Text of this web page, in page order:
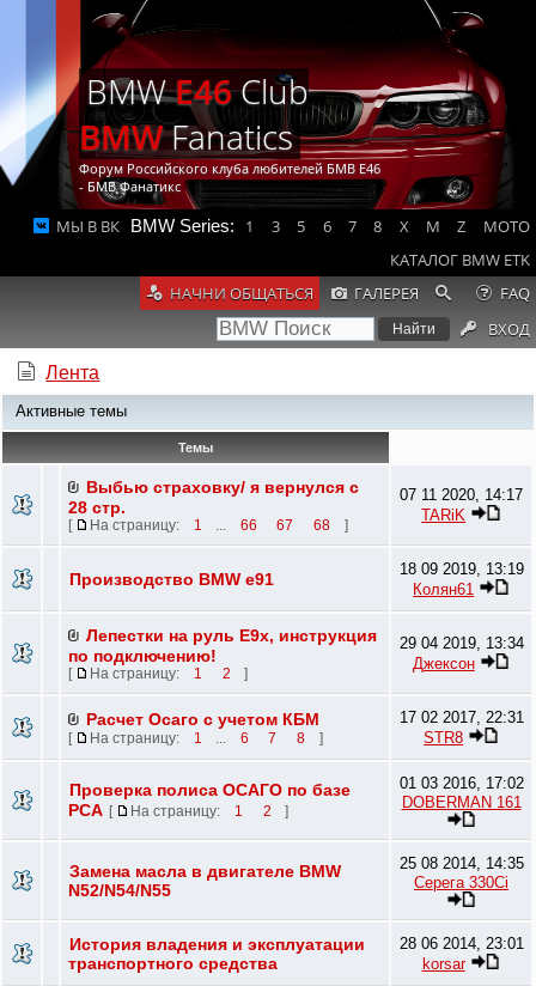
BMWE46Club
BMWFanatics
Форум Российского клуба любителей БМВ Е46
- БМВ Фанатикс
МЫ В ВК BMW Series: 1 3 5 6 7 8 X M Z
MOTO
КАТАЛОГ BMW ETK
НАЧНИ ОБЩАТЬСЯ
ГАЛЕРЕЯ
FAQ
ВХОД
Лента
Активные темы
Темы
Выбью страховку/ я вернулся с
28 стр.
[ На страницу: 1 ... 66 67 68 ]
07 11 2020, 14:17
TARiK
Производство BMW e91
18 09 2019, 13:19
Колян61
Лепестки на руль E9х, инструкция
по подключению!
[ На страницу: 1 2 ]
29 04 2019, 13:34
Джексон
Расчет Осаго с учетом КБМ
[ На страницу: 1 ... 6 7 8 ]
17 02 2017, 22:31
STR8
Проверка полиса ОСАГО по базе
РСА [ На страницу: 1 2 ]
01 03 2016, 17:02
DOBERMAN 161
Замена масла в двигателе BMW
N52/N54/N55
25 08 2014, 14:35
Серега 330Ci
История владения и эксплуатации
транспортного средства
28 06 2014, 23:01
korsar